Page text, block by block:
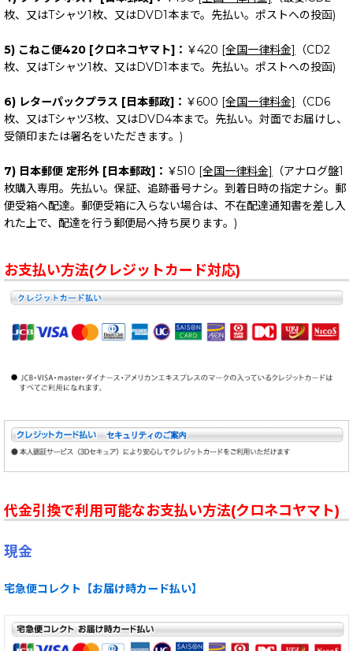
枚、又はTシャツ1枚、又はDVD1本まで。先払い。ポストへの投函)
5) こねこ便420 [クロネコヤマト]： ￥420 [全国一律料金]
（CD2
枚、又はTシャツ1枚、又はDVD1本まで。先払い。ポストへの投函)
6) レターパックプラス [日本郵政]： ￥600 [全国一律料金]
（CD6
枚、又はTシャツ3枚、又はDVD4本まで。先払い。対面でお届けし、
受領印または署名をいただきます。)
7) 日本郵便 定形外 [日本郵政]： ￥510 [全国一律料金]
（アナログ盤1
枚購入専用。先払い。保証、追跡番号ナシ。到着日時の指定ナシ。郵
便受箱へ配達。郵便受箱に入らない場合は、不在配達通知書を差し入
れた上で、配達を行う郵便局へ持ち戻ります。)
お支払い方法(クレジットカード対応)
代金引換で利用可能なお支払い方法(クロネコヤマト)
現金
宅急便コレクト【お届け時カード払い】